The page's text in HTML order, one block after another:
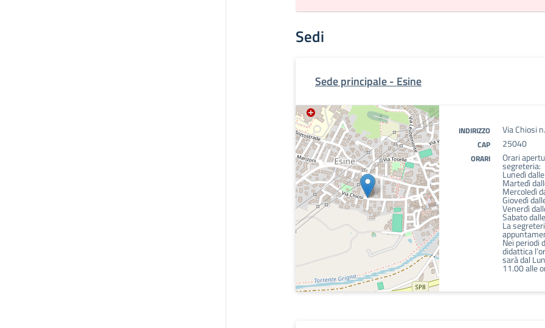
Sedi
Sede principale - Esine
INDIRIZZO Via Chiosi
CAP 25040
ORARI Orari
segreteria:
Lunedì
Martedì
Mercoledì
Giovedì
Venerdì
Sabato
La
Nei periodi
didattica
sarà dal
11.00 alle